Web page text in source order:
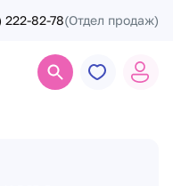
82-78(Отдел продаж)